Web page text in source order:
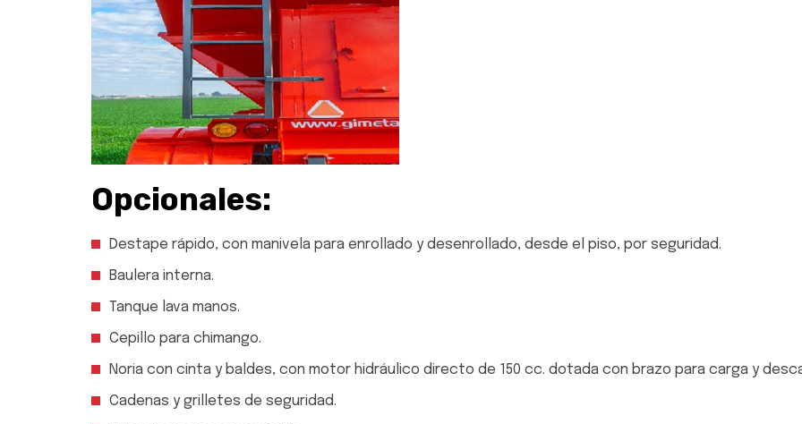
Opcionales:
Destape rápido, con manivela para enrollado y desenrollado, desde el piso, por seguridad.
Baulera interna.
Tanque lava manos.
Cepillo para chimango.
Noria con cinta y baldes, con motor hidráulico directo de 150 cc. dotada con brazo para carga y
Cadenas y grilletes de seguridad.